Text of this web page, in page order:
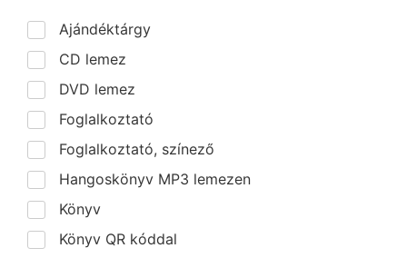
Ajándéktárgy
CD lemez
DVD lemez
Foglalkoztató
Foglalkoztató, színező
Hangoskönyv MP3 lemezen
Könyv
Könyv QR kóddal